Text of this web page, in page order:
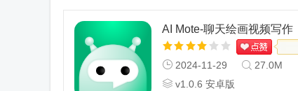
AI Mote-聊天绘画视频写作
2024-11-29
27.0M
v1.0.6 安卓版